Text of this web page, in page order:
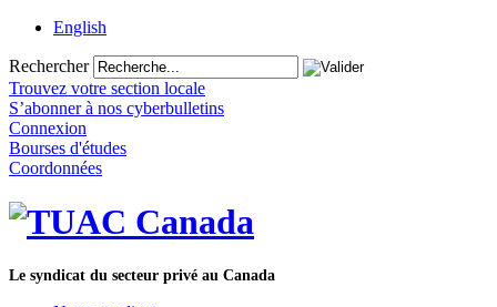
English
Rechercher
Trouvez votre section locale
S’abonner à nos cyberbulletins
Connexion
Bourses d'études
Coordonnées
Le syndicat du secteur privé au Canada